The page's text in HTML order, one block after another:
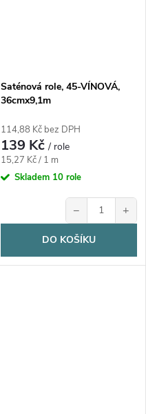
Saténová role, 45-VÍNOVÁ,
36cmx9,1m
114,88 Kč bez DPH
139 Kč/ role
Měrná
cena:
15,27 Kč / 1 m
Skladem 10 role
− +
DO KOŠÍKU